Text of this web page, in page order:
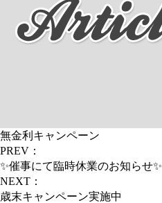
無金利キャンペーン
PREV：
✨催事にて臨時休業のお知らせ✨
NEXT：
歳末キャンペーン実施中